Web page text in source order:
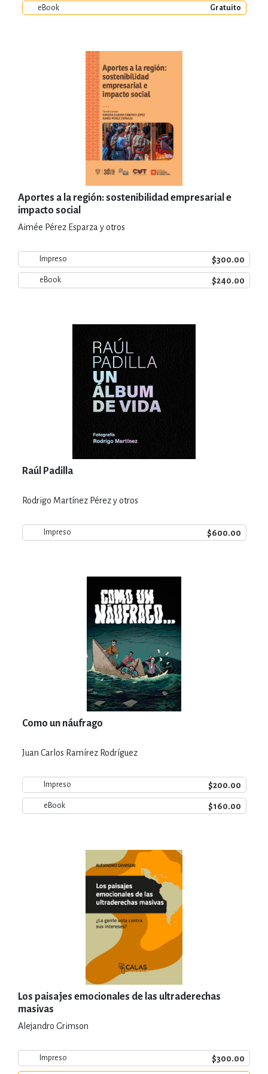
eBook Gratuito
Aportes a la región: sostenibilidad empresarial e
impacto social
Aimée Pérez Esparza y otros
Impreso $300.00
eBook $240.00
Raúl Padilla
Rodrigo Martínez Pérez y otros
Impreso $600.00
Como un náufrago
Juan Carlos Ramírez Rodríguez
Impreso $200.00
eBook $160.00
Los paisajes emocionales de las ultraderechas
masivas
Alejandro Grimson
Impreso $300.00